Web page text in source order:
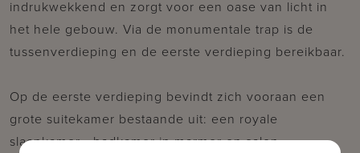
indrukwekkend en zorgt voor een oase van licht in
het hele gebouw. Via de monumentale trap is de
tussenverdieping en de eerste verdieping bereikbaar.
Op de eerste verdieping bevindt zich vooraan een
grote suitekamer bestaande uit: een royale
slaapkamer - badkamer in marmer en salon.